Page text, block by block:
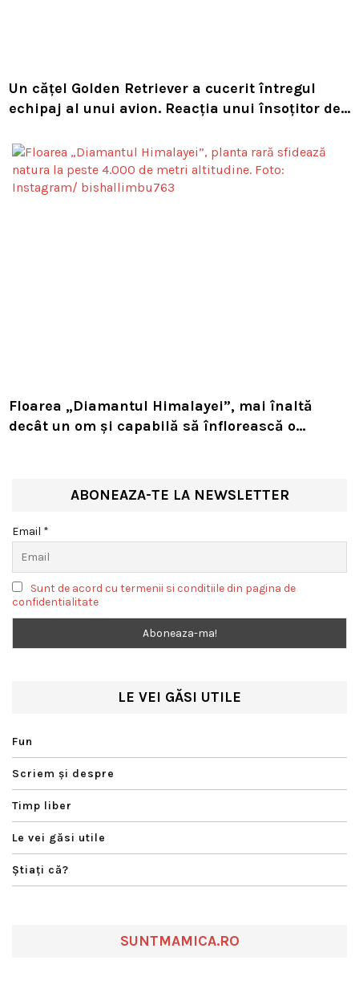
Un cățel Golden Retriever a cucerit întregul
echipaj al unui avion. Reacția unui însoțitor de
Floarea „Diamantul Himalayei”, mai înaltă
decât un om și capabilă să înflorească o
ABONEAZA-TE LA NEWSLETTER
Email *
Sunt de acord cu termenii si conditiile din pagina de
confidentialitate
LE VEI GĂSI UTILE
Fun
Scriem şi despre
Timp liber
Le vei găsi utile
Ştiaţi că?
SUNTMAMICA.RO